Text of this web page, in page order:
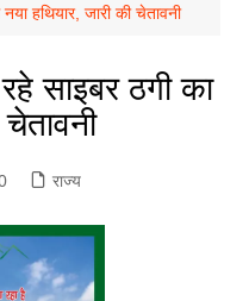
हथियार, जारी की चेतावनी
साइबर ठगी का
राज्य